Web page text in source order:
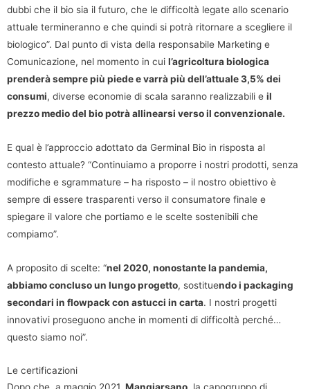
dubbi che il bio sia il futuro, che le difficoltà legate allo scenario
attuale termineranno e che quindi si potrà ritornare a scegliere il
biologico”. Dal punto di vista della responsabile Marketing e
Comunicazione, nel momento in cui l’agricoltura biologica
prenderà sempre più piede e varrà più dell’attuale 3,5% dei
consumi, diverse economie di scala saranno realizzabili e il
prezzo medio del bio potrà allinearsi verso il convenzionale.
E qual è l’approccio adottato da Germinal Bio in risposta al
contesto attuale? “Continuiamo a proporre i nostri prodotti, senza
modifiche e sgrammature – ha risposto – il nostro obiettivo è
sempre di essere trasparenti verso il consumatore finale e
spiegare il valore che portiamo e le scelte sostenibili che
compiamo”.
A proposito di scelte: “nel 2020, nonostante la pandemia,
abbiamo concluso un lungo progetto, sostituendo i packaging
secondari in flowpack con astucci in carta. I nostri progetti
innovativi proseguono anche in momenti di difficoltà perché…
questo siamo noi”.
Le certificazioni